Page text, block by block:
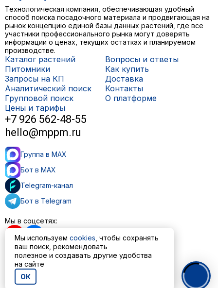
Технологическая компания, обеспечивающая удобный
способ поиска посадочного материала и продвигающая на
рынок концепцию единой базы данных растений, где все
участники профессионального рынка могут доверять
информации о ценах, текущих остатках и планируемом
производстве.
Каталог растений
Питомники
Запросы на КП
Аналитический поиск
Групповой поиск
Цены и тарифы
Вопросы и ответы
Как купить
Доставка
Контакты
О платформе
+7 926 562-48-55
hello@mppm.ru
Группа в MAX
Бот в MAX
Telegram-канал
Бот в Telegram
Мы в соцсетях:
Пользовательское соглашение
Политика обработки персональных данных
© ООО «МППМ» 2023—2026
Мы используем cookies , чтобы сохранять
ваш поиск, рекомендовать
полезное и создавать другие удобства
на сайте
ОК